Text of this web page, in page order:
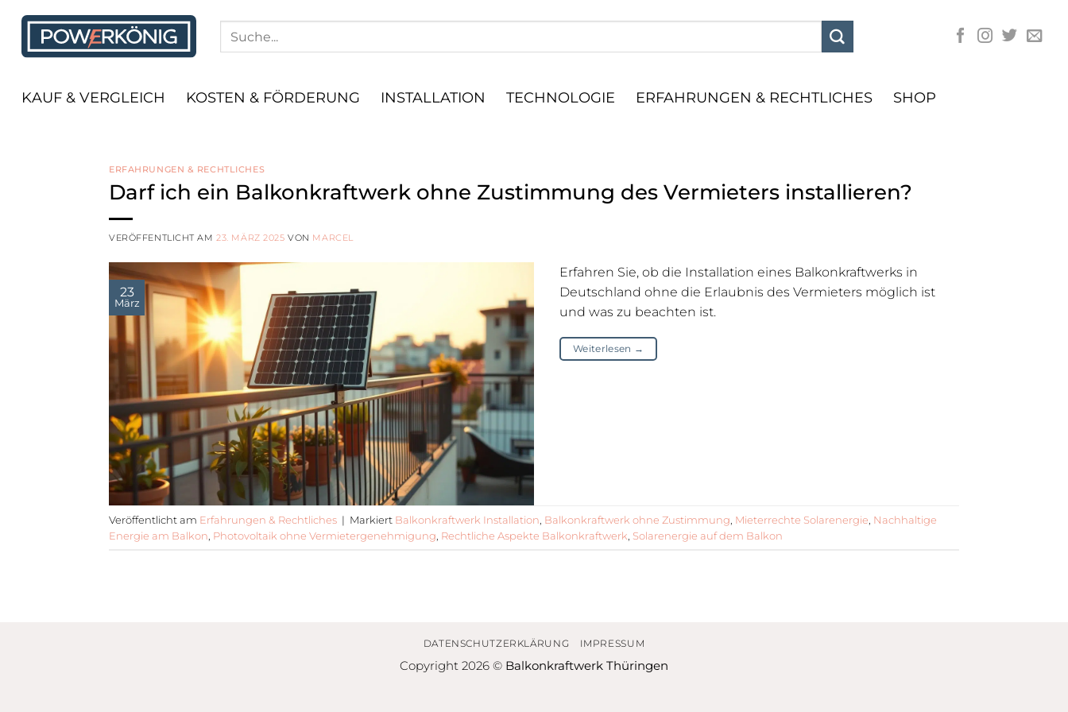
Inhalt
springen
KAUF & VERGLEICH KOSTEN & FÖRDERUNG INSTALLATION TECHNOLOGIE ERFAHRUNGEN & RECHTLICHES SHOP
ERFAHRUNGEN & RECHTLICHES
Darf ich ein Balkonkraftwerk ohne Zustimmung des Vermieters installieren?
VERÖFFENTLICHT AM23. MÄRZ 2025 VON MARCEL
23
März
Erfahren Sie, ob die Installation eines Balkonkraftwerks in
Deutschland ohne die Erlaubnis des Vermieters möglich ist
und was zu beachten ist.
Weiterlesen →
Veröffentlicht am Erfahrungen & Rechtliches | Markiert Balkonkraftwerk Installation Balkonkraftwerk ohne Zustimmung Mieterrechte Solarenergie Nachhaltige
Energie am Balkon Photovoltaik ohne Vermietergenehmigung Rechtliche Aspekte Balkonkraftwerk Solarenergie auf dem Balkon
DATENSCHUTZERKLÄRUNG IMPRESSUM
Copyright 2026 © Balkonkraftwerk Thüringen